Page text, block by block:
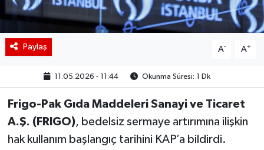
Paylaş A- A+
11.05.2026 - 11:44 Okunma Süresi: 1 Dk
Frigo-Pak Gıda Maddeleri Sanayi ve Ticaret
A.Ş. (FRIGO), bedelsiz sermaye artırımına ilişkin
hak kullanım başlangıç tarihini KAP’a bildirdi.